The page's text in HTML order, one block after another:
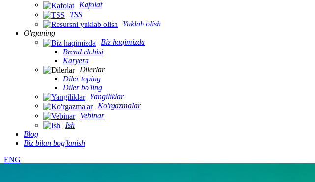
Kafolat
TSS
Yuklab olish
O'rganing
Biz haqimizda
Brend elchisi
Karyera
Dilerlar
Diler toping
Diler bo'ling
Yangiliklar
Ko'rgazmalar
Vebinar
Ish
Blog
Biz bilan bog'lanish
ENG